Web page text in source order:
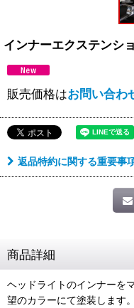
インナーエクステンシ
販売価格はお問い合わ
返品特約に関する重要事
商品詳細
ヘッドライトのインナーを
望のカラーにて塗装します